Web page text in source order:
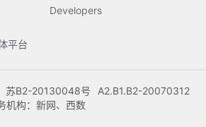
平台
Developers
苏B2-20130048号
A2.B1.B2-20070312
机构：新网、西数